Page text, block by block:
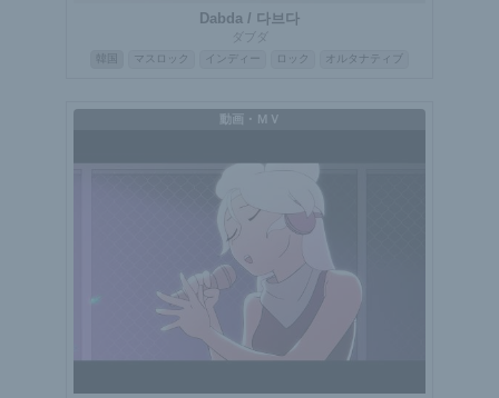
Dabda / 다브다
ダブダ
マスロック インディー ロック オルタナティブ
動画・ＭＶ